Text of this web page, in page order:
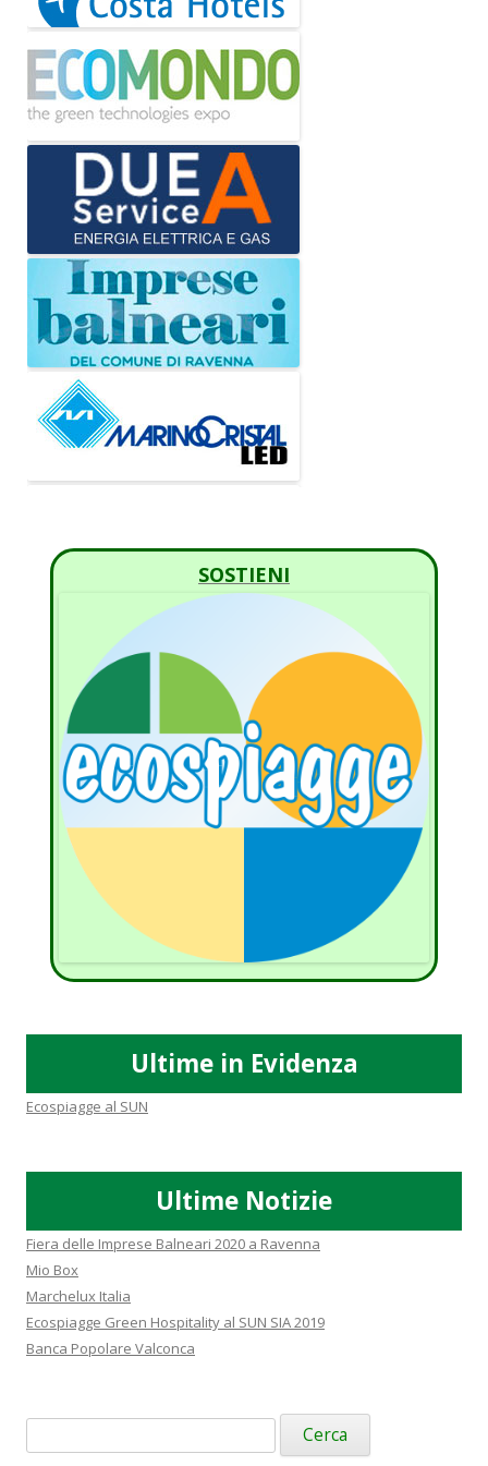
SOSTIENI
Ultime in Evidenza
Ecospiagge al SUN
Ultime Notizie
Fiera delle Imprese Balneari 2020 a Ravenna
Mio Box
Marchelux Italia
Ecospiagge Green Hospitality al SUN SIA 2019
Banca Popolare Valconca
Ricerca
per: